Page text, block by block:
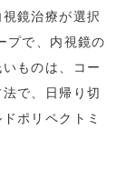
鏡治療が選択
プで、内視鏡の
ものは、コー
で、日帰り切
ポリペクトミ